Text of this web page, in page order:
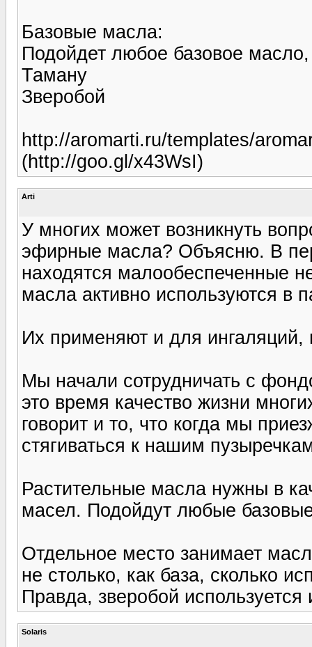
Базовые масла:
Подойдет любое базовое
Таману
Зверобой
http://aromarti.ru/templates/
(http://goo.gl/x43WsI)
Arti
У многих может возникнуть
эфирные масла? Объясню. В
находятся малообеспеченные
масла активно используются в
Их применяют и для ингаляций,
Мы начали сотрудничать с
это время качество жизни
говорит и то, что когда мы
стягиваться к нашим
Растительные масла нужны в
масел. Подойдут любые
Отдельное место занимает
не столько, как база, сколько
Правда, зверобой используется
Solaris